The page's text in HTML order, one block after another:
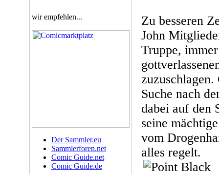
wir empfehlen...
Der Sammler.eu
Sammlerforen.net
Comic Guide.net
Comic Guide.de
Zu besseren
John
Truppe,
zuzuschlagen.
Suche nach
dabei auf den
seine
vom
alles regelt.